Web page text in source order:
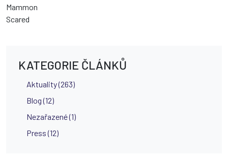
Mammon
Scared
KATEGORIE ČLÁNKŮ
Aktuality (263)
Blog (12)
Nezařazené (1)
Press (12)